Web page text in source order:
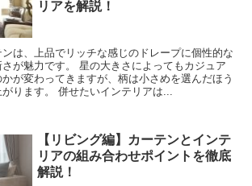
リアを解説！
は、上品でリッチな感じのドレープに個性的な
が魅力です。 星の大きさによってもカジュア
が変わってきますが、柄は小さめを選んだほう
ります。 併せたいインテリアは...
【リビング編】カーテンとインテ
リアの組み合わせポイントを徹底
解説！